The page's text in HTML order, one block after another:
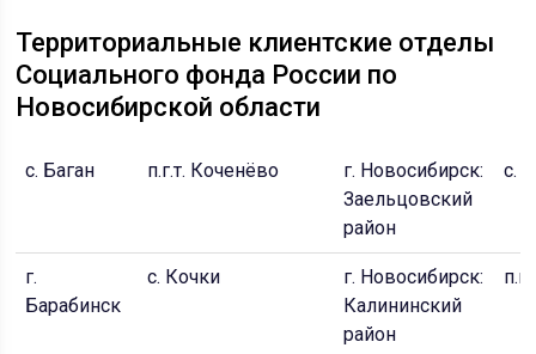
Территориальные клиентские отделы
Социального фонда России по
Новосибирской области
с. Баган п.г.т. Коченёво
г. Новосибирск:
Заельцовский
район
с.
г.
Барабинск
с. Кочки
г. Новосибирск:
Калининский
район